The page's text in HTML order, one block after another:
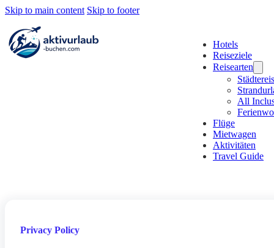
Skip to main content Skip to footer
Hotels
Reiseziele
Reisearten
All
Flüge
Mietwagen
Aktivitäten
Travel Guide
Privacy Policy